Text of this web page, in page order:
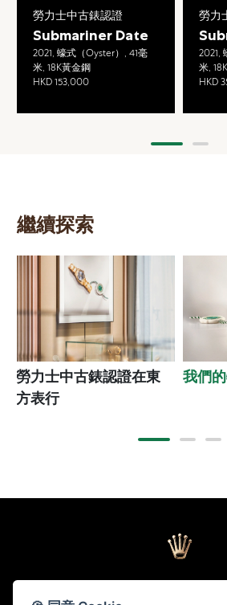
勞力士中古錶認證
Submariner Date
2021, 蠔式（Oyster）, 41毫
米, 18K黃金鋼
HKD 153,000
勞力
2021,
米,
HKD
繼續探索
勞力士中古錶認證在東
方表行
我們